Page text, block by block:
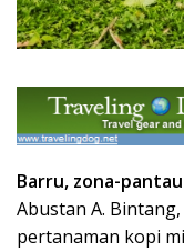
Barru, zona-
Abustan A.
pertanaman kopi